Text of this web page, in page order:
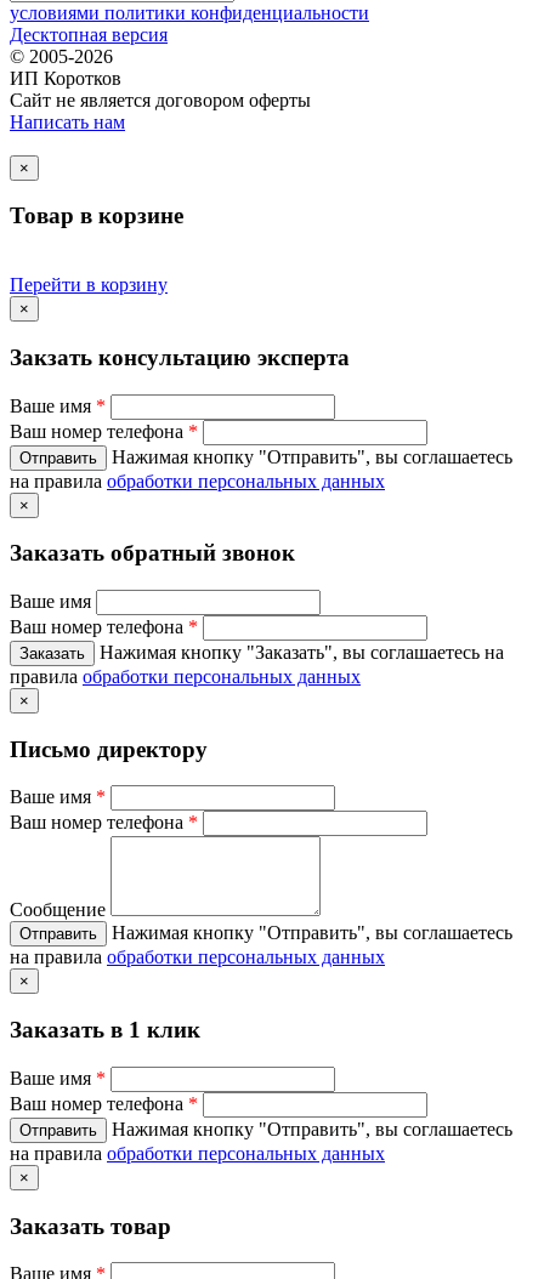
условиями политики конфиденциальности
Десктопная версия
© 2005-2026
ИП Коротков
Сайт не является договором оферты
Написать нам
×
Товар в корзине
Перейти в корзину
×
Закзать консультацию эксперта
Ваше имя *
Ваш номер телефона *
Нажимая кнопку "Отправить", вы соглашаетесь
на правила обработки персональных данных
×
Заказать обратный звонок
Ваше имя
Ваш номер телефона *
Нажимая кнопку "Заказать", вы соглашаетесь на
правила обработки персональных данных
×
Письмо директору
Ваше имя *
Ваш номер телефона *
Сообщение
Нажимая кнопку "Отправить", вы соглашаетесь
на правила обработки персональных данных
×
Заказать в 1 клик
Ваше имя *
Ваш номер телефона *
Нажимая кнопку "Отправить", вы соглашаетесь
на правила обработки персональных данных
×
Заказать товар
Ваше имя *